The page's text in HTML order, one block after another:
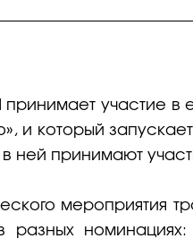
участие в
и который
в ней принимают
мероприятия
разных